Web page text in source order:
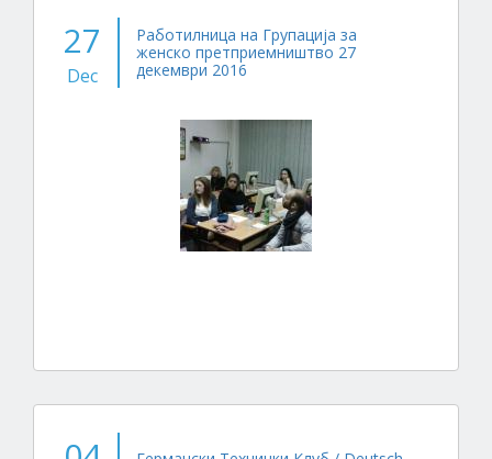
27
Dec
Работилница на Групација за
женско претприемништво 27
декември 2016